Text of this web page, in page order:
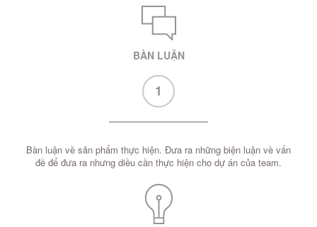
BÀN LUẬN
1
Bàn luận về sản phẩm thực hiện. Đưa ra những biện luận về vấn
đề để đưa ra nhưng diều cần thực hiện cho dự án của team.